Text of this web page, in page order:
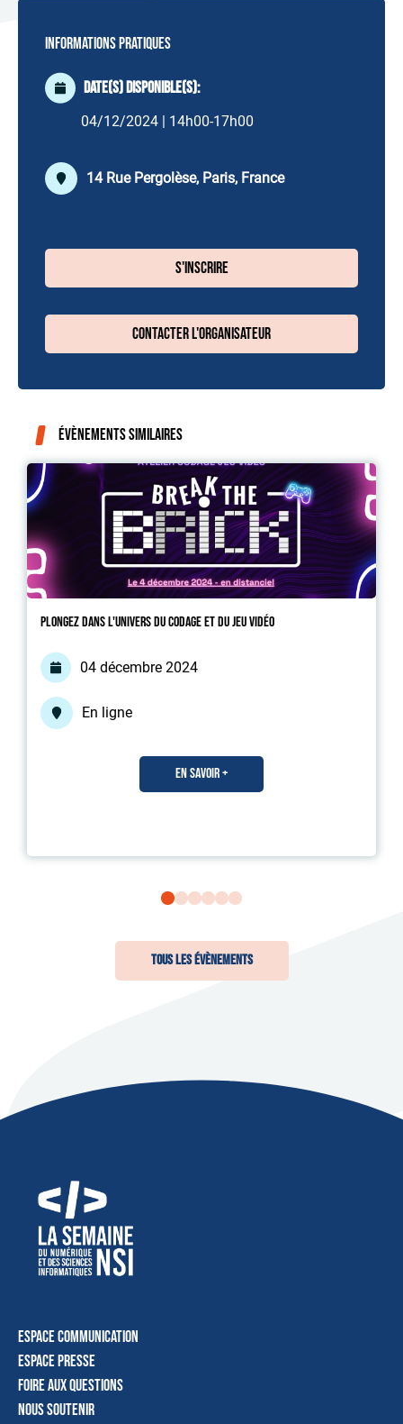
Informations pratiques
Date(s) disponible(s):
04/12/2024 | 14h00-17h00
14 Rue Pergolèse, Paris, France
S'inscrire
Contacter l'organisateur
Évènements similaires
Plongez dans l'univers du codage et du jeu vidéo
04 décembre 2024
En ligne
En savoir +
Tous les Évènements
Espace communication
Espace presse
Foire aux questions
Nous soutenir